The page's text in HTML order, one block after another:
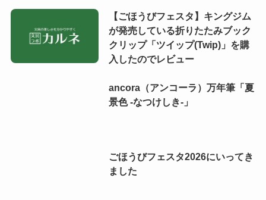
【ごほうびフェスタ】キングジム
が発売している折りたたみブック
クリップ「ツイップ(Twip)」を購
入したのでレビュー
ancora（アンコーラ）万年筆「夏
景色 -なつけしき-」
ごほうびフェスタ2026にいってき
ました